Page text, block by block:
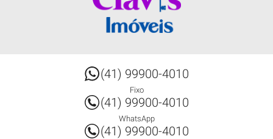
(41) 99900-4010
Fixo
(41) 99900-4010
WhatsApp
(41) 99900-4010